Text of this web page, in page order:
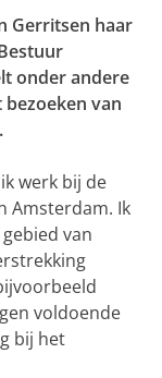
Gerritsen haar
onder andere
van
werk bij de
Amsterdam. Ik
van
voldoende
bij het